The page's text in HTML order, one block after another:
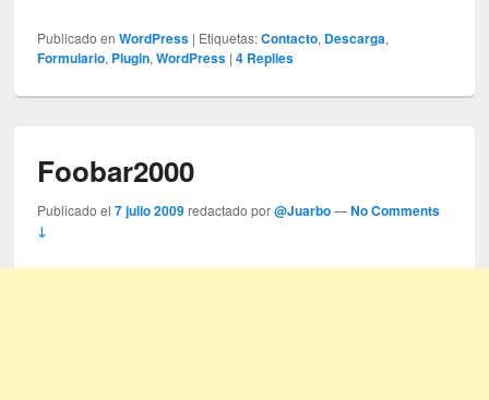
Publicado en WordPress | Etiquetas: Contacto, Descarga,
Formulario, Plugin,WordPress |4 Replies
Foobar2000
Publicado el7 julio 2009 redactado por@Juarbo —No Comments
↓